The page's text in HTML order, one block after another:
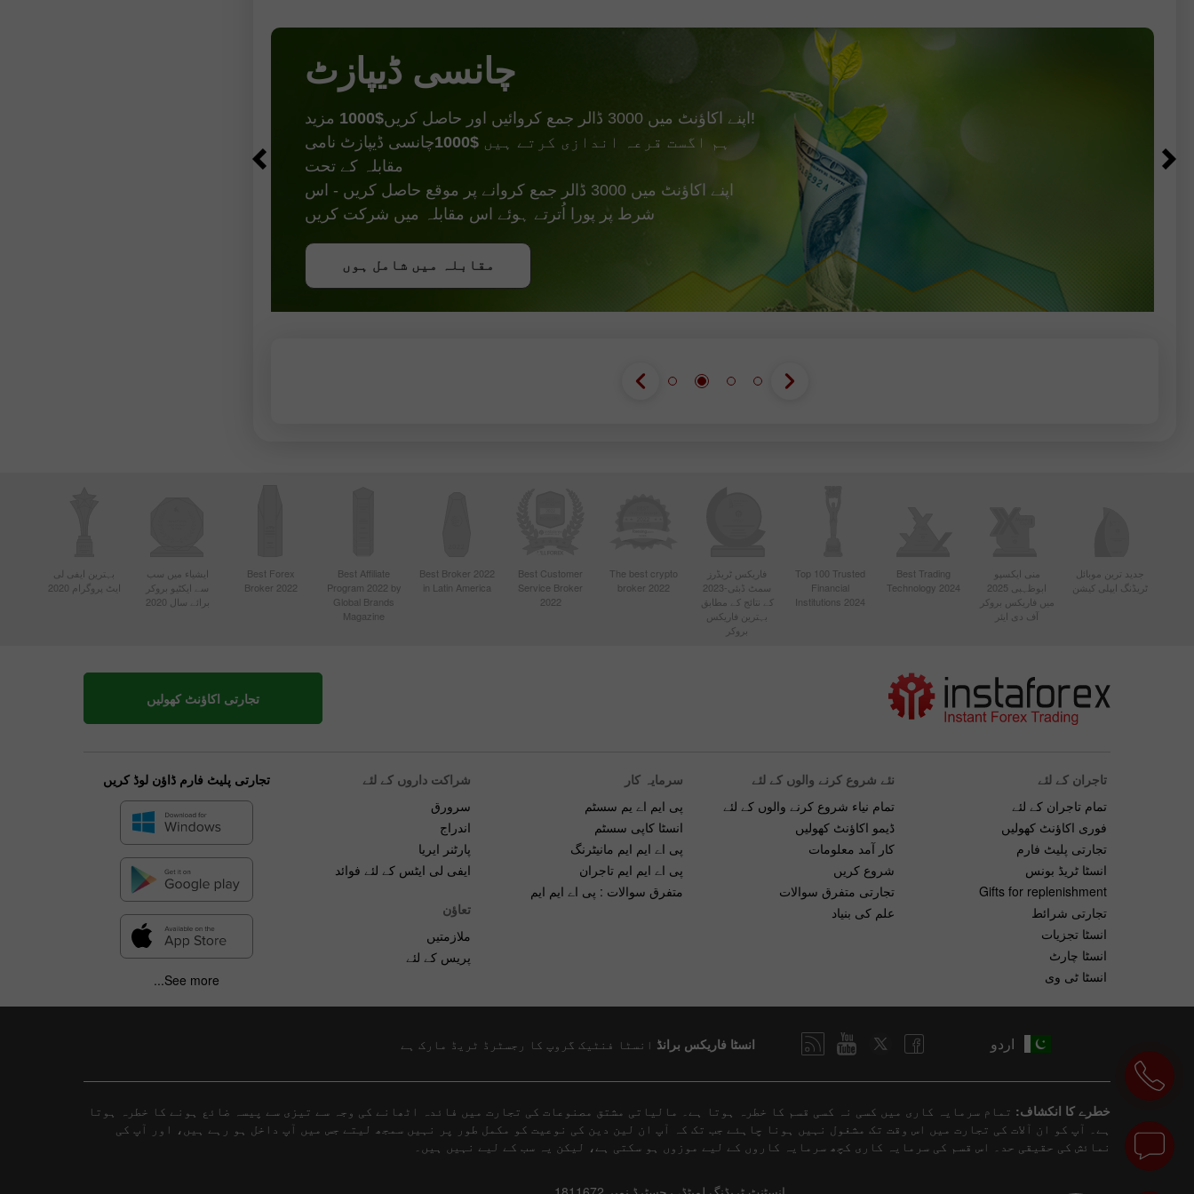
مقابلہ میں شامل ہوں
چانسی ڈیپازٹ
اپنے اکاؤنٹ میں 3000 ڈالر جمع کروائیں اور حاصل کریں $1000
مزید!
ہم اگست قرعہ اندازی کرتے ہیں $1000
چانسی ڈیپازٹ نامی
مقابلہ کے تحت
اپنے اکاؤنٹ میں 3000 ڈالر جمع کروانے پر موقع حاصل کریں - اس
شرط پر پورا اُترتے ہوئے اس مقابلہ میں شرکت کریں
مقابلہ میں شامل ہوں
مقابلہ میں شامل ہوں
بونس حاصل کریں
جدید ترین موبائل
ٹریڈنگ ایپلی کیشن
منی ایکسپو
ابوظہبی 2025
میں فاریکس بروکر
آف دی ایئر
Best Trading
Technology 2024
Top 100 Trusted
Financial
Institutions 2024
فاریکس ٹریڈرز
سمٹ ڈبئی-2023
کے نتائج کے مطابق
بہترین فاریکس
بروکر
The best crypto
broker 2022
Best Customer
Service Broker
2022
Best Broker 2022
in Latin America
Best Affiliate
Program 2022 by
Global Brands
Magazine
Best Forex
Broker 2022
ایشیاء میں سب
سے ایکٹیو بروکر
برائے سال 2020
بہترین ایفی لی
ایٹ پروگرام 2020
تجارتی اکاؤنٹ کھولیں
تاجران کے لئے
تمام تاجران کے لئے
فوری اکاؤنٹ کھولیں
تجارتی پلیٹ فارم
انسٹا ٹریڈ بونس
Gifts for replenishment
تجارتی شرائط
انسٹا تجزیات
انسٹا چارٹ
انسٹا ٹی وی
نئے شروع کرنے والوں کے لئے
تمام نیاء شروع کرنے والوں کے لئے
ڈیمو اکاؤنٹ کھولیں
کار آمد معلومات
شروع کریں
تجارتی متفرق سوالات
علم کی بنیاد
سرمایہ کار
پی ایم اے یم سسٹم
انسٹا کاپی سسٹم
پی اے ایم ایم مانیٹرنگ
پی اے ایم ایم تاجران
متفرق سوالات : پی اے ایم ایم
شراکت داروں کے لئے
سرورق
اندراج
پارٹنر ایریا
ایفی لی ایٹس کے لئے فوائد
تعاؤن
ملازمتیں
پریس کے لئے
تجارتی پلیٹ فارم ڈاؤن لوڈ کریں
See more...
اردو انسٹا فاریکس برانڈ انسٹا فنٹیک گروپ کا رجسٹرڈ ٹریڈ مارک ہے
خطرے کا انکشاف: تمام سرمایہ کاری میں کسی نہ کسی قسم کا خطرہ ہوتا ہے۔ مالیاتی مشتق مصنوعات کی تجارت میں فائدہ اٹھانے کی وجہ سے تیزی سے پیسہ ضائع ہونے کا خطرہ ہوتا
ہے۔ آپ کو ان آلات کی تجارت میں اس وقت تک مشغول نہیں ہونا چاہئے جب تک کہ آپ ان لین دین کی نوعیت کو مکمل طور پر نہیں سمجھ لیتے جس میں آپ داخل ہو رہے ہیں، اور آپ کی
نمائش کی حقیقی حد۔ اس قسم کی سرمایہ کاری کچھ سرمایہ کاروں کے لیے موزوں ہو سکتی ہے، لیکن یہ سب کے لیے نہیں ہیں۔